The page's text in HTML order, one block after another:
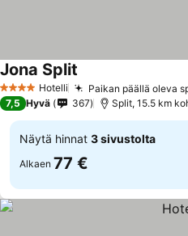
4 Tähtiluokitus
Hotelli Paikan päällä oleva
Jona Split
7,5 Hyvä 367 Split, 15.5 km
Näytä hinnat 3 sivustolta
Alkaen 77 €